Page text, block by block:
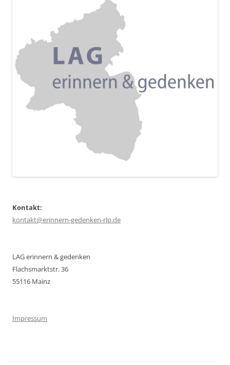
Kontakt:
kontakt@erinnern-gedenken-rlp.de
LAG erinnern & gedenken
Flachsmarktstr. 36
55116 Mainz
Impressum